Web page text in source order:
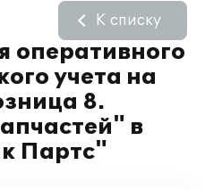
оперативного
учета на
8.
в
Партс"
К списку